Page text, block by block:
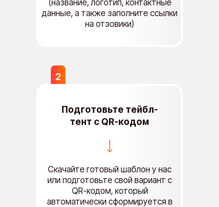
(название, логотип, контактные
данные, а также заполните ссылки
на отзовики)
2
Подготовьте тейбл-
тент с QR-кодом
Скачайте готовый шаблон у нас
или подготовьте свой вариант с
QR-кодом, который
автоматически сформируется в